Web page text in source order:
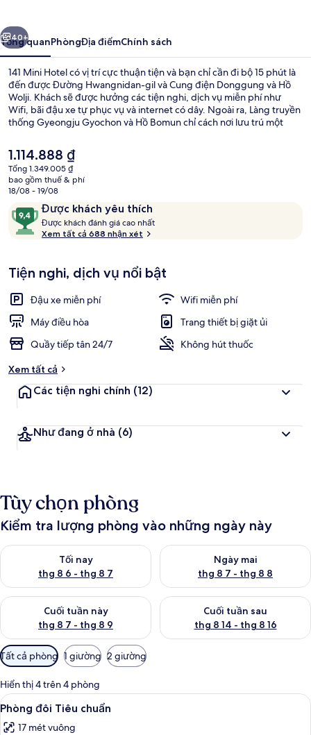
Tiếp
40+
Tổng quanPhòngĐịa điểmChính sách
141 Mini Hotel có vị trí cực thuận tiện và bạn chỉ cần đi bộ 15 phút là
đến được Đường Hwangnidan-gil và Cung điện Donggung và Hồ
Wolji. Khách sẽ được hưởng các tiện nghi, dịch vụ miễn phí như
Wifi, bãi đậu xe tự phục vụ và internet có dây. Ngoài ra, Làng truyền
thống Gyeongju Gyochon và Hồ Bomun chỉ cách nơi lưu trú một
Giá
hiện
tại
là
1.114.888 ₫
1.114.888 ₫
Tổng 1.349.005 ₫
bao gồm thuế & phí
18/08 - 19/08
Nhận
xét
Được khách yêu thích
9,4
trên
10,
khách
yêu
thích
Được khách đánh giá cao nhất
k
h
n
n
h
Xem tất cả 688 nhận xét
Tiện nghi, dịch vụ nổi bật
Đậu xe miễn phí
Wifi miễn phí
Máy điều hòa
Trang thiết bị giặt ủi
Quầy tiếp tân 24/7
Không hút thuốc
Xem tất cả
Các tiện nghi chính (12)
Như đang ở nhà (6)
Tùy chọn phòng
Kiểm tra lượng phòng vào những ngày này
Tối nay
thg 8 6 - thg 8 7
Kiểm tra lượng phòng tối nay từ thg 8 6 - thg 8 7
Ngày mai
thg 8 7 - thg 8 8
Kiểm tra lượng phòng ngày
Cuối tuần này
thg 8 7 - thg 8 9
Kiểm tra lượng phòng cuối tuần này từ thg 8 7 - thg 8 9
Cuối tuần sau
thg 8 14 - thg 8 16
Kiểm tra lượng phòng cuối
Bộ
lọc
có
thể
dùng
để
Tất cả phòng 1 giường 2 giường
Hiển thị 4 trên 4 phòng
Xem
tất
Phòng đôi Tiêu chuẩn | Bộ đồ
7
Phòng đôi Tiêu chuẩn
17 mét vuông